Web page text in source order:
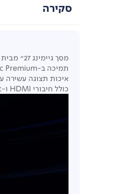
סקירה
מסך גיימינג 27" מבית שיאומי עם פאנל
תמיכה ב-AMD FreeSync Premium
איכות תצוגה עשירה עם
כולל חיבורי HDMI ו-DisplayPort,